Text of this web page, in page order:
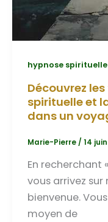
hypnose spirituelle
Découvrez
spirituelle et
dans un
Marie-Pierre / 14
En recherchant
vous arrivez
bienvenue.
moyen de